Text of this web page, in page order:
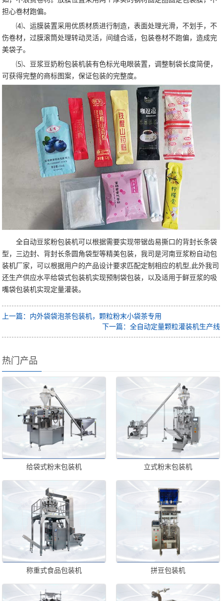
担心卷材跑偏。
⑷、运膜装置采用优质材质进行制造，表面处理光滑，不划手，不
伤卷材，过膜滚筒处理转动灵活，间缝合适，包装卷材不跑偏，造成完
美袋子。
⑸、豆浆豆奶粉包装机装有色标光电眼装置，调整制袋长度简便，
可获得完整的商标图案，保证包装的完整度。
全自动豆浆粉包装机可以根据需要实现带锯齿易撕口的背封长条袋
型，三边封、背封长条圆角袋型等精美包装，我司是河南豆浆粉自动包
装机厂家，可以根据用户的产品设计要求匹配定制相应的机型,此外我司
还生产供应水平给袋式包装机实现预制袋包装，以及适用于鲜豆浆的吸
嘴袋包装机实现定量灌装。
上一篇：内外袋袋泡茶包装机，颗粒粉末小袋茶专用
下一篇：全自动定量颗粒灌装机生产线
热门产品
给袋式粉末包装机 立式粉末包装机
称重式食品包装机 拼豆包装机